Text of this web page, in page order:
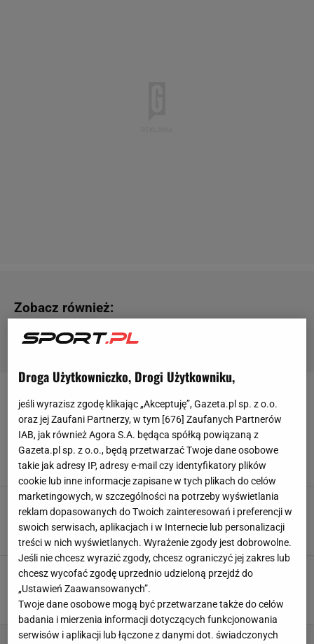
Zobacz również:
Houston Rockets-Isaiah Thomas
FIBA
Cios dla Rosji. Polska i inne kraje dopięły
swego
Bartosz Królikowski, 21 CZERWCA 2026, 06:20
Ramię w ramię przeciwko Rosji. Dziewięć
krajów stoi po stronie Polski
Hubert Rybkowski, 19 CZERWCA 2026, 13:27
Rosjanki niewpuszczone do kraju.
Interweniowało państwo
Norbert Amlicki, 17 CZERWCA 2026, 21:24
Droga Użytkowniczko, Drogi Użytkowniku,
jeśli wyrazisz zgodę klikając „Akceptuję”, Gazeta.pl sp. z o.o.
oraz jej Zaufani Partnerzy, w tym [676] Zaufanych Partnerów
IAB, jak również Agora S.A. będąca spółką powiązaną z
Gazeta.pl sp. z o.o., będą przetwarzać Twoje dane osobowe
takie jak adresy IP, adresy e-mail czy identyfikatory plików
cookie lub inne informacje zapisane w tych plikach do celów
marketingowych, w szczególności na potrzeby wyświetlania
reklam dopasowanych do Twoich zainteresowań i preferencji w
swoich serwisach, aplikacjach i w Internecie lub personalizacji
treści w nich wyświetlanych. Wyrażenie zgody jest dobrowolne.
Jeśli nie chcesz wyrazić zgody, chcesz ograniczyć jej zakres lub
chcesz wycofać zgodę uprzednio udzieloną przejdź do
„Ustawień Zaawansowanych”.
Twoje dane osobowe mogą być przetwarzane także do celów
badania i mierzenia informacji dotyczących funkcjonowania
serwisów i aplikacji lub łączone z danymi dot. świadczonych